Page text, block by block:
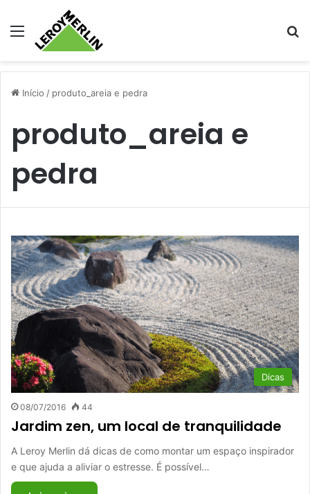
Menu
Início / produto_areia e pedra
produto_areia e
pedra
Dicas
08/07/2016 44
Jardim zen, um local de tranquilidade
A Leroy Merlin dá dicas de como montar um espaço inspirador
e que ajuda a aliviar o estresse. É possível…